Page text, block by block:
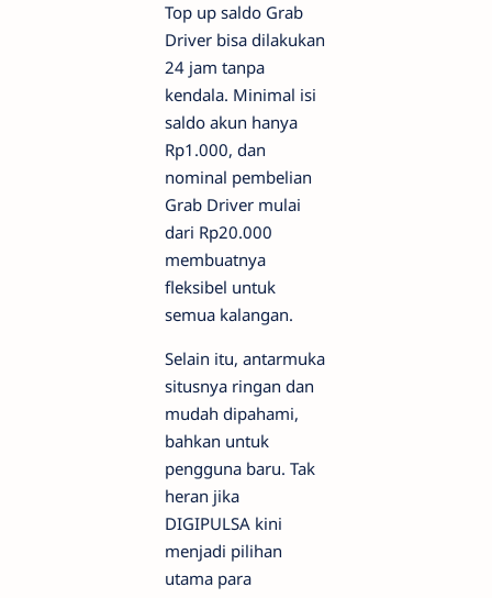
Top up saldo Grab
Driver bisa dilakukan
24 jam tanpa
kendala. Minimal isi
saldo akun hanya
Rp1.000, dan
nominal pembelian
Grab Driver mulai
dari Rp20.000
membuatnya
fleksibel untuk
semua kalangan.
Selain itu, antarmuka
situsnya ringan dan
mudah dipahami,
bahkan untuk
pengguna baru. Tak
heran jika
DIGIPULSA kini
menjadi pilihan
utama para